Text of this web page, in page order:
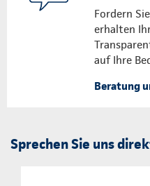
Fordern
erhalten
auf Ihre
Beratung
Sprechen Sie uns